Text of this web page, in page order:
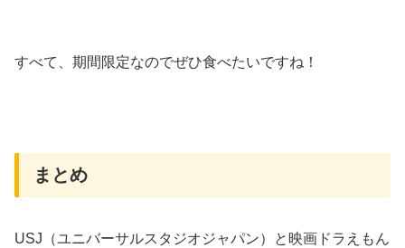
すべて、期間限定なのでぜひ食べたいですね！
まとめ
USJ（ユニバーサルスタジオジャパン）と映画ドラえもん